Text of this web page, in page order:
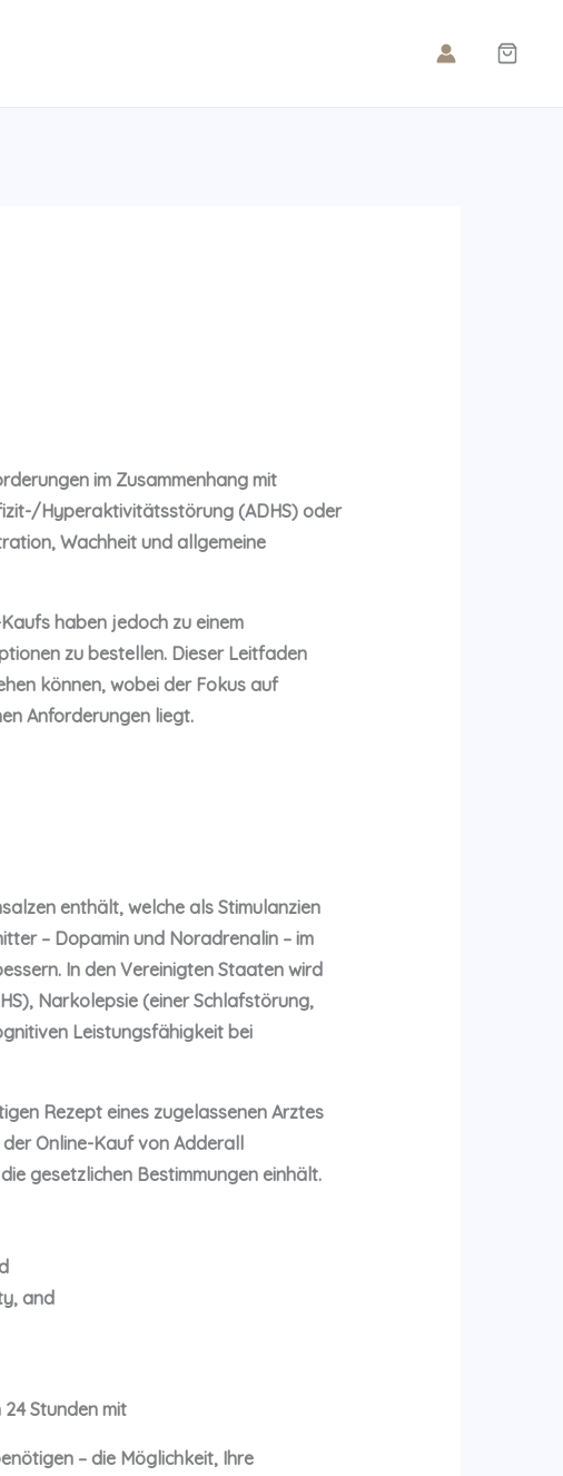
im Zusammenhang mit
Hyperaktivitätsstörung (ADHS) oder
Wachheit und allgemeine
haben jedoch zu einem
zu bestellen. Dieser Leitfaden
können, wobei der Fokus auf
Anforderungen liegt.
enthält, welche als Stimulanzien
– Dopamin und Noradrenalin – im
In den Vereinigten Staaten wird
Narkolepsie (einer Schlafstörung,
Leistungsfähigkeit bei
Rezept eines zugelassenen Arztes
Online-Kauf von Adderall
gesetzlichen Bestimmungen einhält.
and
Stunden mit
– die Möglichkeit, Ihre